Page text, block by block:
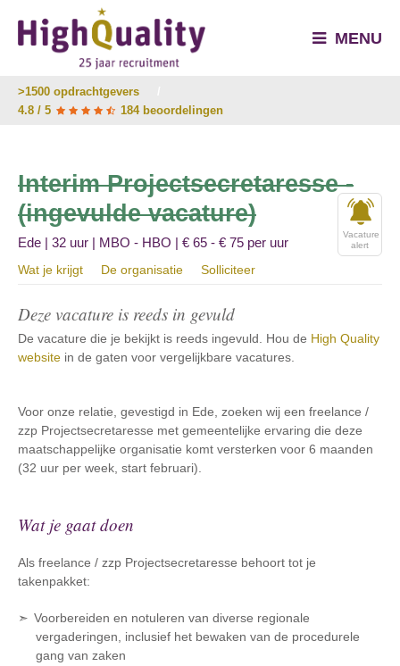
MENU
>1500 opdrachtgevers
4.8 / 5
184 beoordelingen
Interim Projectsecretaresse -
(ingevulde vacature)
Vacature
alert
Ede | 32 uur | MBO - HBO | € 65 - € 75 per uur
Wat je krijgt De organisatie Solliciteer
Deze vacature is reeds in gevuld
De vacature die je bekijkt is reeds ingevuld. Hou de High Quality
website in de gaten voor vergelijkbare vacatures.
Voor onze relatie, gevestigd in Ede, zoeken wij een freelance /
zzp Projectsecretaresse met gemeentelijke ervaring die deze
maatschappelijke organisatie komt versterken voor 6 maanden
(32 uur per week, start februari).
Wat je gaat doen
Als freelance / zzp Projectsecretaresse behoort tot je
takenpakket:
Voorbereiden en notuleren van diverse regionale
vergaderingen, inclusief het bewaken van de procedurele
gang van zaken